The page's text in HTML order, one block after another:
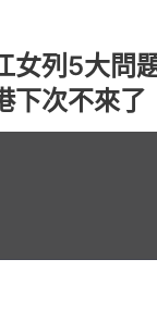
女列5大
下次不來了